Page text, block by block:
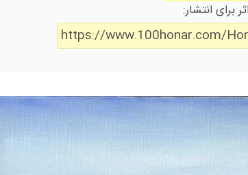
برای انتشار:
https://www.100honar.com/